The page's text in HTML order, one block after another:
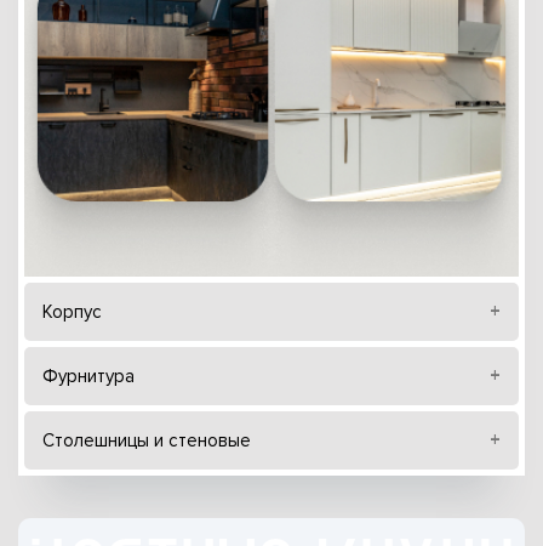
Корпус
Фурнитура
Столешницы и стеновые